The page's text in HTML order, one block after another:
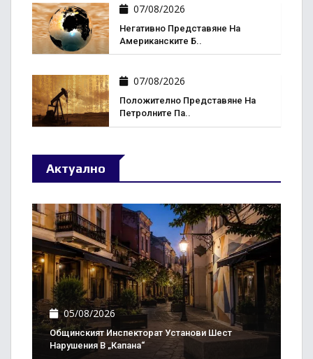
07/08/2026
Негативно Представяне На
Американските Б..
07/08/2026
Положително Представяне На
Петролните Па..
Актуално
05/08/2026
Общинският Инспекторат Установи Шест
Нарушения В „Капана“